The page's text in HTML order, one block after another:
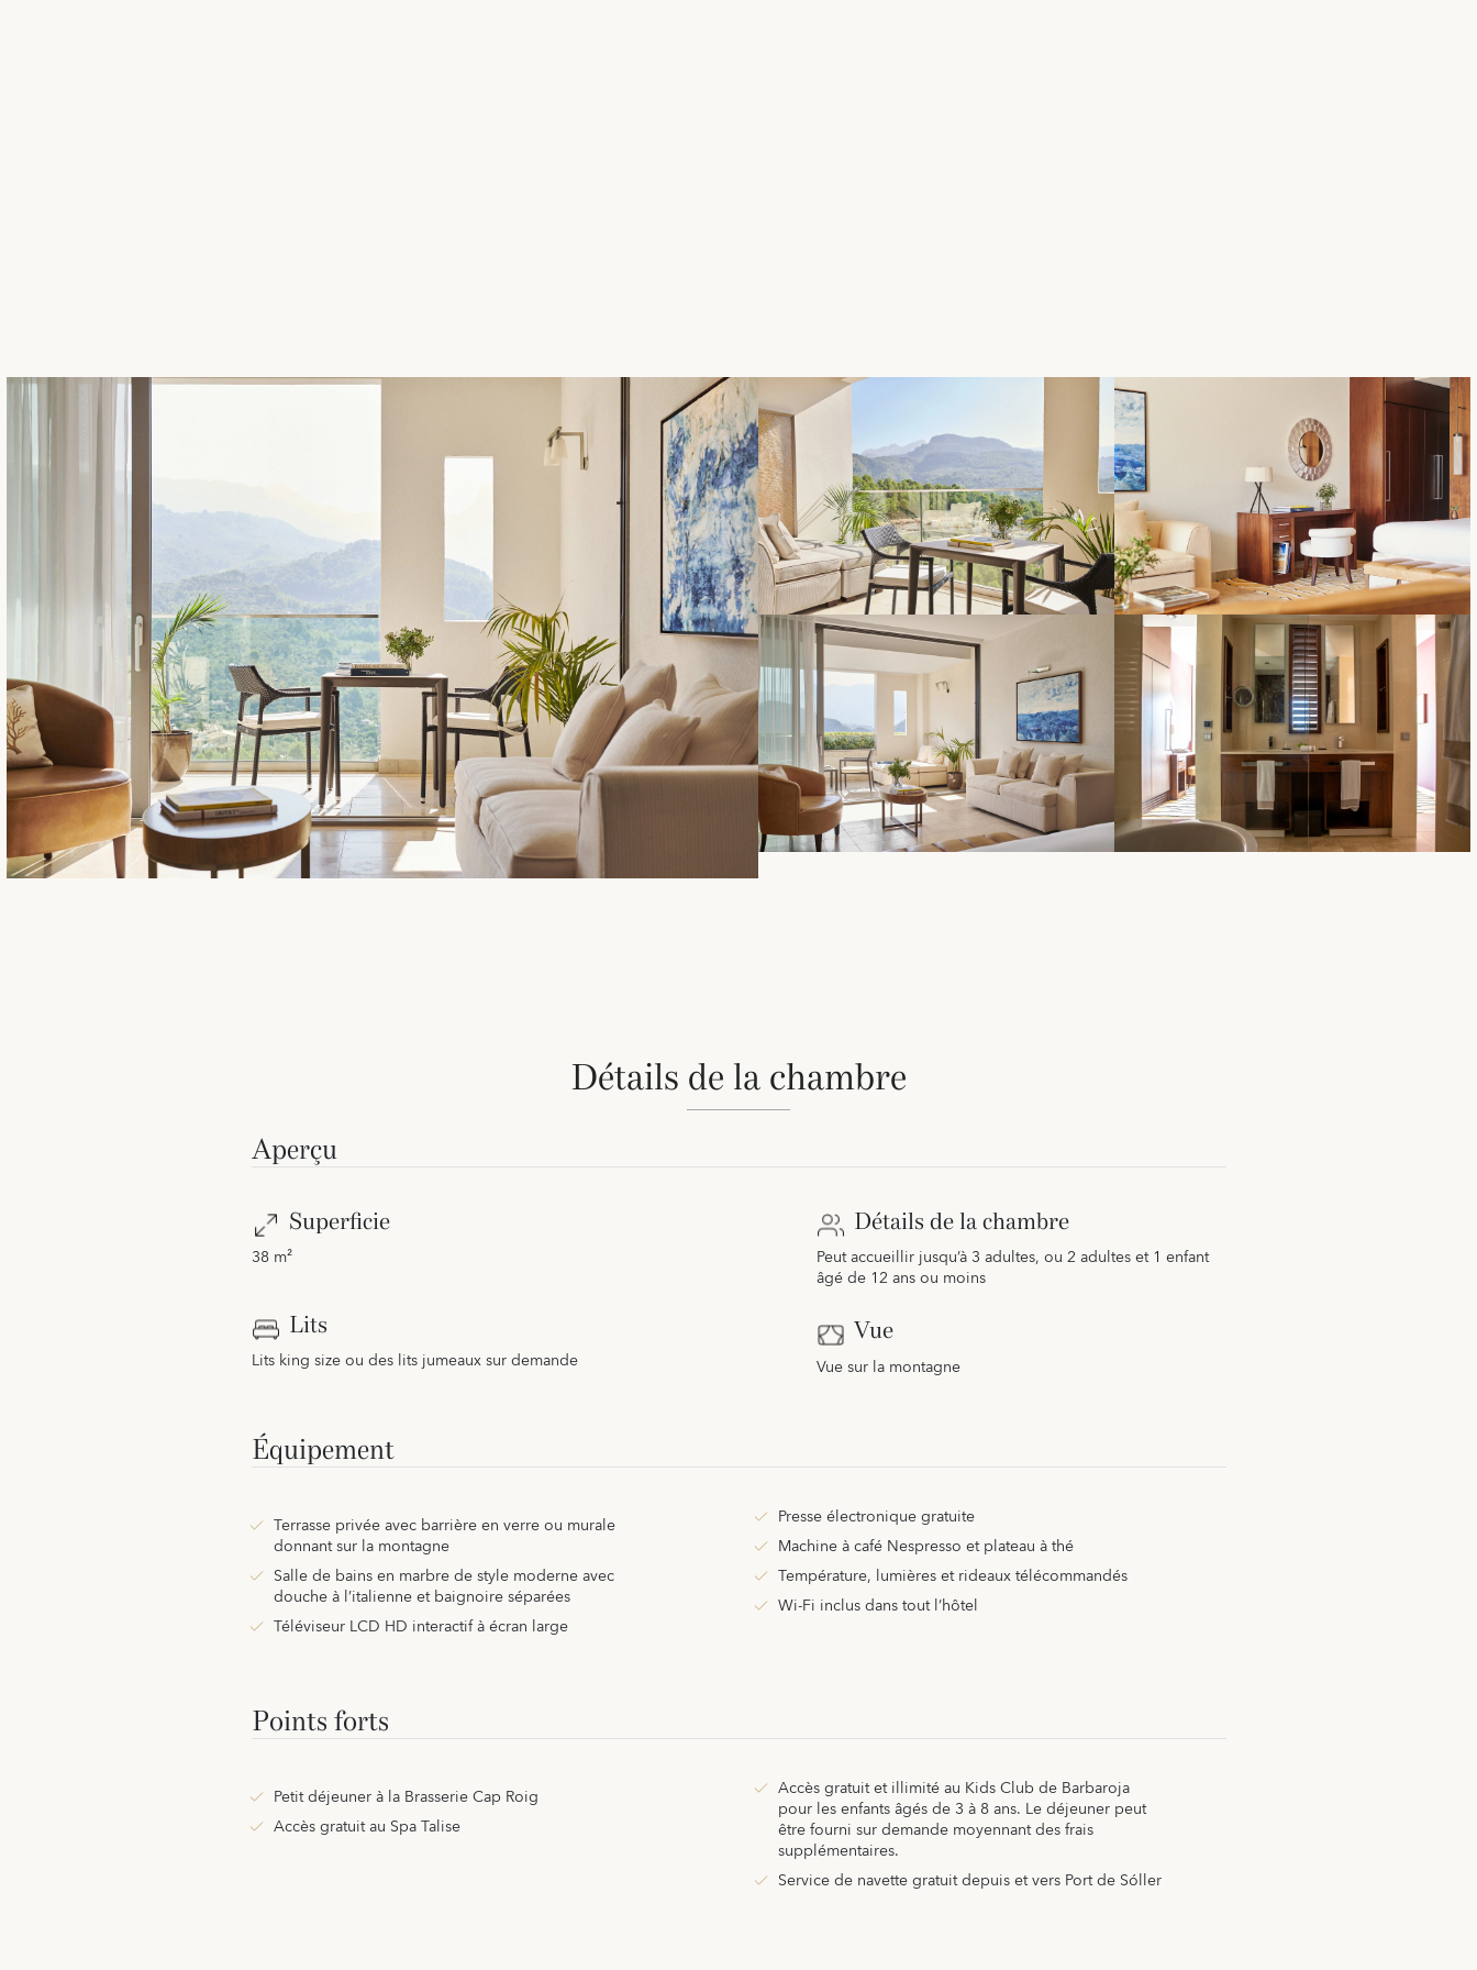
Détails de la chambre
Aperçu
Superficie
38 m²
Lits
Lits king size ou des lits jumeaux sur demande
Détails de la chambre
Peut accueillir jusqu’à 3 adultes, ou 2 adultes et 1 enfant
âgé de 12 ans ou moins
Vue
Vue sur la montagne
Équipement
Terrasse privée avec barrière en verre ou murale
donnant sur la montagne
Salle de bains en marbre de style moderne avec
douche à l’italienne et baignoire séparées
Téléviseur LCD HD interactif à écran large
Presse électronique gratuite
Machine à café Nespresso et plateau à thé
Température, lumières et rideaux télécommandés
Wi-Fi inclus dans tout l’hôtel
Points forts
Petit déjeuner à la Brasserie Cap Roig
Accès gratuit au Spa Talise
Accès gratuit et illimité au Kids Club de Barbaroja
pour les enfants âgés de 3 à 8 ans. Le déjeuner peut
être fourni sur demande moyennant des frais
supplémentaires.
Service de navette gratuit depuis et vers Port de Sóller